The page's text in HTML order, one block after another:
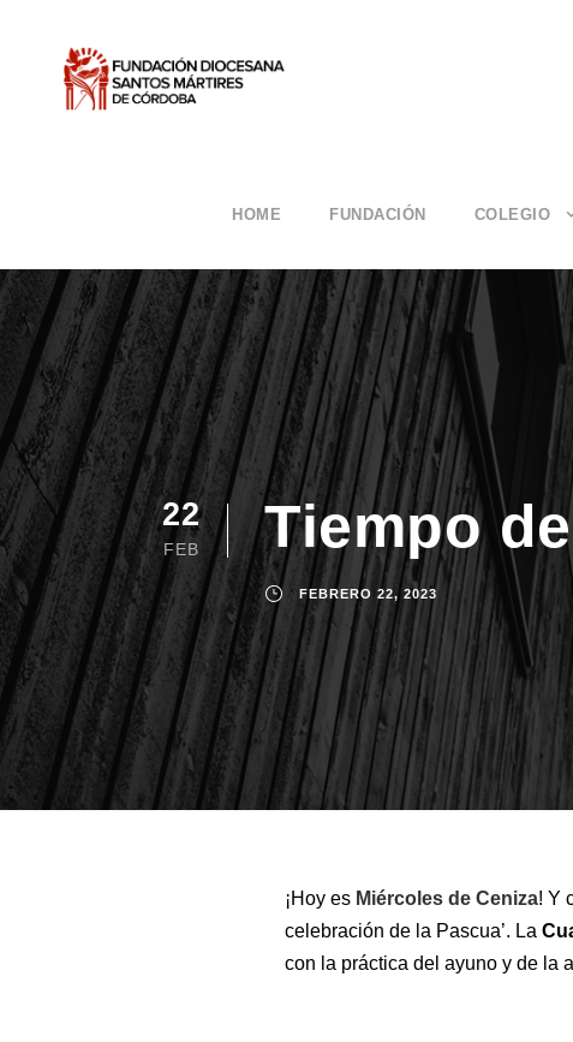
HOME FUNDACIÓN COLEGIO
22
FEB Tiempo
FEBRERO 22, 2023
¡Hoy es Miércoles de Ceniza! Y
celebración de la Pascua’. La
con la práctica del ayuno y de la